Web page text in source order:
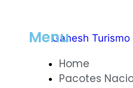
Menu
Home
Pacotes